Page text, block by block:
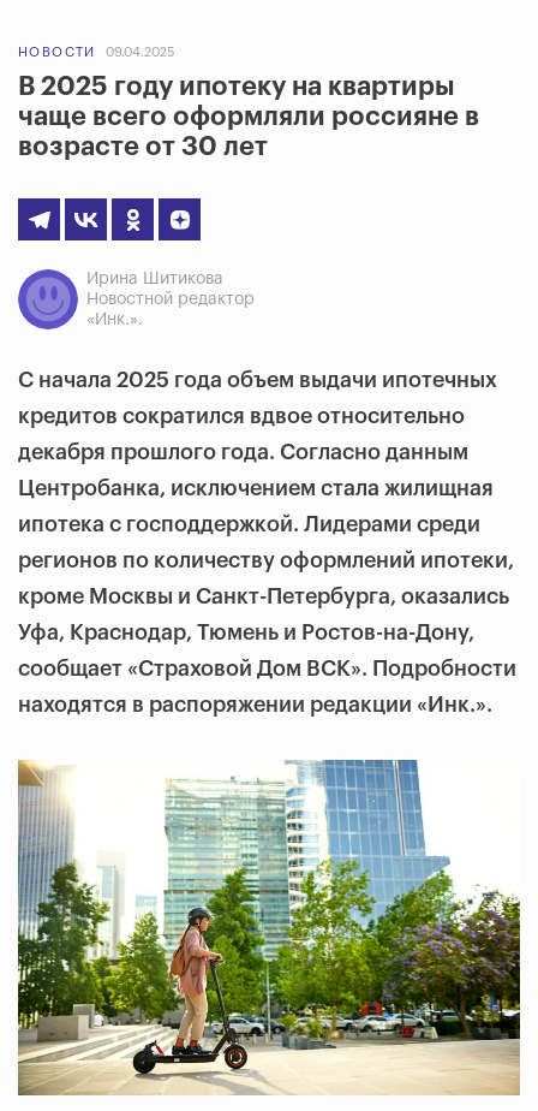
НОВОСТИ 09.04.2025
В 2025 году ипотеку на квартиры
чаще всего оформляли россияне в
возрасте от 30 лет
Ирина Шитикова
Новостной редактор
«Инк.».
С начала 2025 года объем выдачи ипотечных
кредитов сократился вдвое относительно
декабря прошлого года. Согласно данным
Центробанка, исключением стала жилищная
ипотека с господдержкой. Лидерами среди
регионов по количеству оформлений ипотеки,
кроме Москвы и Санкт-Петербурга, оказались
Уфа, Краснодар, Тюмень и Ростов-на-Дону,
сообщает «Страховой Дом ВСК». Подробности
находятся в распоряжении редакции «Инк.».